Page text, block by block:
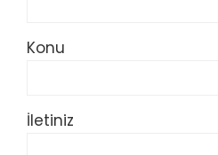
Konu
İletiniz